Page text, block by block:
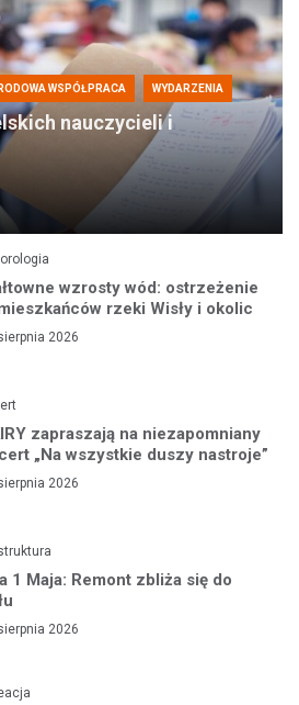
WSPÓŁPRACA WYDARZENIA
nauczycieli i
wzrosty wód: ostrzeżenie
rzeki Wisły i okolic
2026
zapraszają na niezapomniany
„Na wszystkie duszy nastroje”
2026
1 Maja: Remont zbliża się do
2026